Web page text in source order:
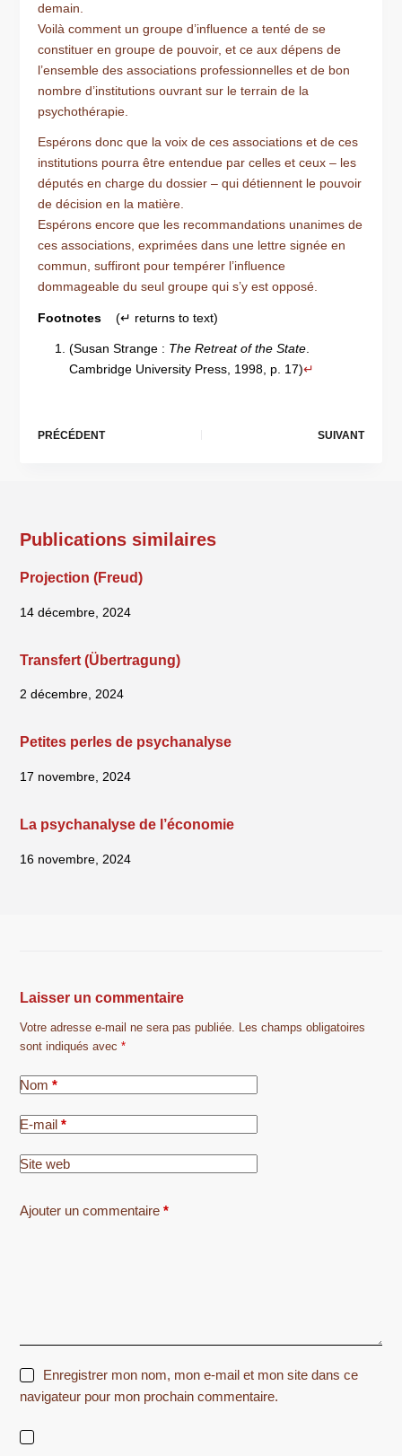
demain.
Voilà comment un groupe d’influence a tenté de se
constituer en groupe de pouvoir, et ce aux dépens de
l’ensemble des associations professionnelles et de bon
nombre d’institutions ouvrant sur le terrain de la
psychothérapie.
Espérons donc que la voix de ces associations et de ces
institutions pourra être entendue par celles et ceux – les
députés en charge du dossier – qui détiennent le pouvoir
de décision en la matière.
Espérons encore que les recommandations unanimes de
ces associations, exprimées dans une lettre signée en
commun, suffiront pour tempérer l’influence
dommageable du seul groupe qui s’y est opposé.
Footnotes (↵ returns to text)
(Susan Strange : The Retreat of the State
Cambridge University Press, 1998, p. 17)↵
PRÉCÉDENT SUIVANT
Publications similaires
Projection (Freud)
14 décembre, 2024
Transfert (Übertragung)
2 décembre, 2024
Petites perles de psychanalyse
17 novembre, 2024
La psychanalyse de l’économie
16 novembre, 2024
Laisser un commentaire
Votre adresse e-mail ne sera pas publiée.
Les champs obligatoires
sont indiqués avec*
Nom *
E-mail *
Site web
Ajouter un commentaire *
Enregistrer mon nom, mon e-mail et mon site dans ce
navigateur pour mon prochain commentaire.